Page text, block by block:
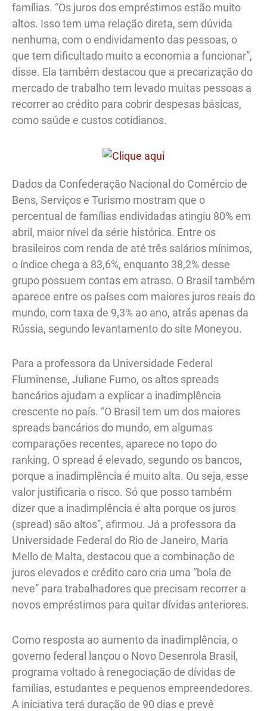
famílias. “Os juros dos empréstimos estão muito
altos. Isso tem uma relação direta, sem dúvida
nenhuma, com o endividamento das pessoas, o
que tem dificultado muito a economia a funcionar”,
disse. Ela também destacou que a precarização do
mercado de trabalho tem levado muitas pessoas a
recorrer ao crédito para cobrir despesas básicas,
como saúde e custos cotidianos.
Dados da Confederação Nacional do Comércio de
Bens, Serviços e Turismo mostram que o
percentual de famílias endividadas atingiu 80% em
abril, maior nível da série histórica. Entre os
brasileiros com renda de até três salários mínimos,
o índice chega a 83,6%, enquanto 38,2% desse
grupo possuem contas em atraso. O Brasil também
aparece entre os países com maiores juros reais do
mundo, com taxa de 9,3% ao ano, atrás apenas da
Rússia, segundo levantamento do site Moneyou.
Para a professora da Universidade Federal
Fluminense, Juliane Furno, os altos spreads
bancários ajudam a explicar a inadimplência
crescente no país. “O Brasil tem um dos maiores
spreads bancários do mundo, em algumas
comparações recentes, aparece no topo do
ranking. O spread é elevado, segundo os bancos,
porque a inadimplência é muito alta. Ou seja, esse
valor justificaria o risco. Só que posso também
dizer que a inadimplência é alta porque os juros
(spread) são altos”, afirmou. Já a professora da
Universidade Federal do Rio de Janeiro, Maria
Mello de Malta, destacou que a combinação de
juros elevados e crédito caro cria uma “bola de
neve” para trabalhadores que precisam recorrer a
novos empréstimos para quitar dívidas anteriores.
Como resposta ao aumento da inadimplência, o
governo federal lançou o Novo Desenrola Brasil,
programa voltado à renegociação de dívidas de
famílias, estudantes e pequenos empreendedores.
A iniciativa terá duração de 90 dias e prevê